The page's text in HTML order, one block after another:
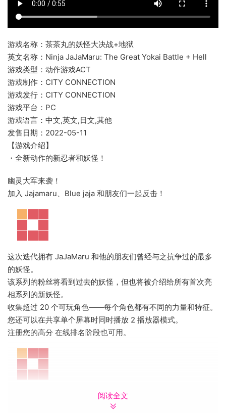
游戏名称：茶茶丸的妖怪大决战+地狱
英文名称：Ninja JaJaMaru: The Great Yokai Battle + Hell
游戏类型：动作游戏ACT
游戏制作：CITY CONNECTION
游戏发行：CITY CONNECTION
游戏平台：PC
游戏语言：中文,英文,日文,其他
发售日期：2022-05-11
【游戏介绍】
・全新动作的新忍者和妖怪！
幽灵大军来袭！
加入 Jajamaru、Blue jaja 和朋友们一起反击！
这次迭代拥有 JaJaMaru 和他的朋友们曾经与之抗争过的最多
的妖怪。
该系列的粉丝将看到过去的妖怪，但也将被介绍给所有首次亮
相系列的新妖怪。
收集超过 20 个可玩角色——每个角色都有不同的力量和特征。
您还可以在共享单个屏幕时同时播放 2 播放器模式。
注册您的高分 在线排名阶段也可用。
收集普通模式可用的 Jalecoins 并满足解锁地狱模式的条件。
您将面临从未见过的阶段，以及一些强悍的怪物。
阅读全文